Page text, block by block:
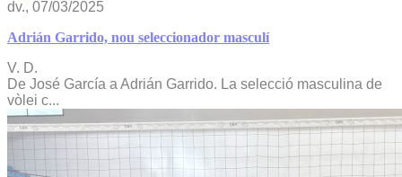
dv., 07/03/2025
Adrián Garrido, nou seleccionador masculí
V. D.
De José García a Adrián Garrido. La selecció masculina de
vòlei c...